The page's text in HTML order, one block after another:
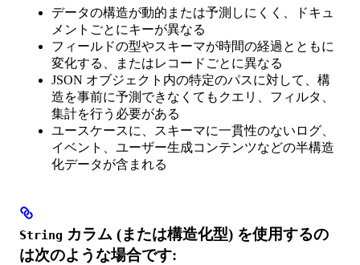
データの構造が動的または予測しにくく、ドキュ
メントごとにキーが異なる
フィールドの型やスキーマが時間の経過とともに
変化する、またはレコードごとに異なる
JSON オブジェクト内の特定のパスに対して、構
造を事前に予測できなくてもクエリ、フィルタ、
集計を行う必要がある
ユースケースに、スキーマに一貫性のないログ、
イベント、ユーザー生成コンテンツなどの半構造
化データが含まれる
String カラム (または構造化型) を使用するの
は次のような場合です: